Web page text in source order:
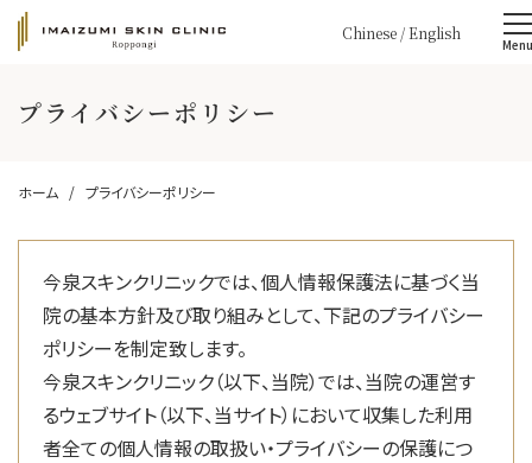
Chinese /English
Menu
プライバシーポリシー
ホーム プライバシーポリシー
今泉スキンクリニックでは、個人情報保護法に基づく当
院の基本方針及び取り組みとして、下記のプライバシー
ポリシーを制定致します。
今泉スキンクリニック（以下、当院）では、当院の運営す
るウェブサイト（以下、当サイト）において収集した利用
者全ての個人情報の取扱い・プライバシーの保護につ